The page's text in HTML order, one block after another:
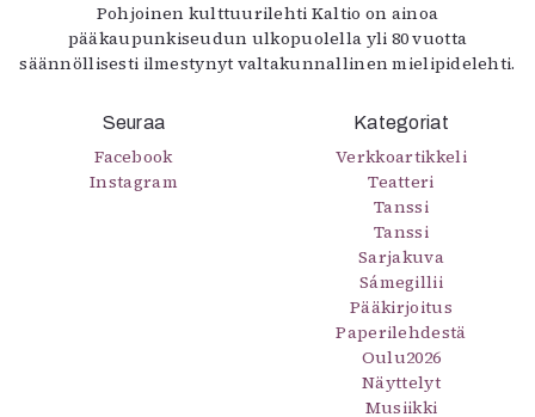
Pohjoinen kulttuurilehti Kaltio on ainoa
pääkaupunkiseudun ulkopuolella yli 80 vuotta
säännöllisesti ilmestynyt valtakunnallinen mielipidelehti.
Seuraa
Facebook
Instagram
Kategoriat
Verkkoartikkeli
Teatteri
Tanssi
Tanssi
Sarjakuva
Sámegillii
Pääkirjoitus
Paperilehdestä
Oulu2026
Näyttelyt
Musiikki